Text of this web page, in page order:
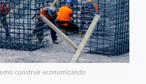
construir economizando